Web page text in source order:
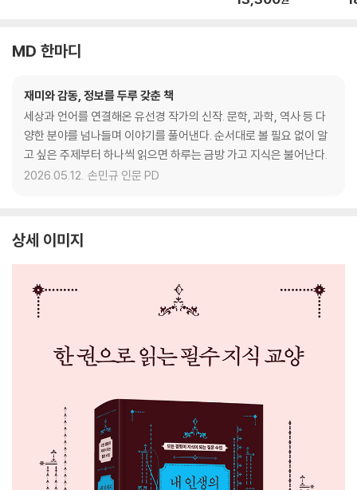
MD 한마디
재미와 감동, 정보를 두루 갖춘 책
세상과 언어를 연결해온 유선경 작가의 신작. 문학, 과학, 역사 등 다
양한 분야를 넘나들며 이야기를 풀어낸다. 순서대로 볼 필요 없이 알
고 싶은 주제부터 하나씩 읽으면 하루는 금방 가고 지식은 불어난다.
2026.05.12. 손민규 인문 PD
상세 이미지